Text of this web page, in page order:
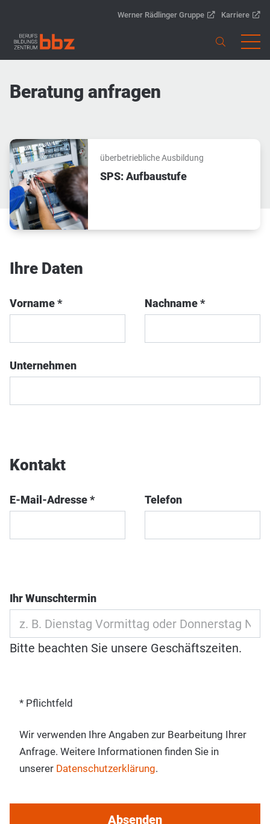
Werner Rädlinger Gruppe Karriere
Beratung anfragen
überbetriebliche Ausbildung
SPS: Aufbaustufe
Ihre Daten
Vorname* Nachname*
Unternehmen
Kontakt
E-Mail-Adresse* Telefon
Ihr Wunschtermin
Bitte beachten Sie unsere Geschäftszeiten.
* Pflichtfeld
Wir verwenden Ihre Angaben zur Bearbeitung Ihrer
Anfrage. Weitere Informationen finden Sie in
unserer Datenschutzerklärung.
Absenden